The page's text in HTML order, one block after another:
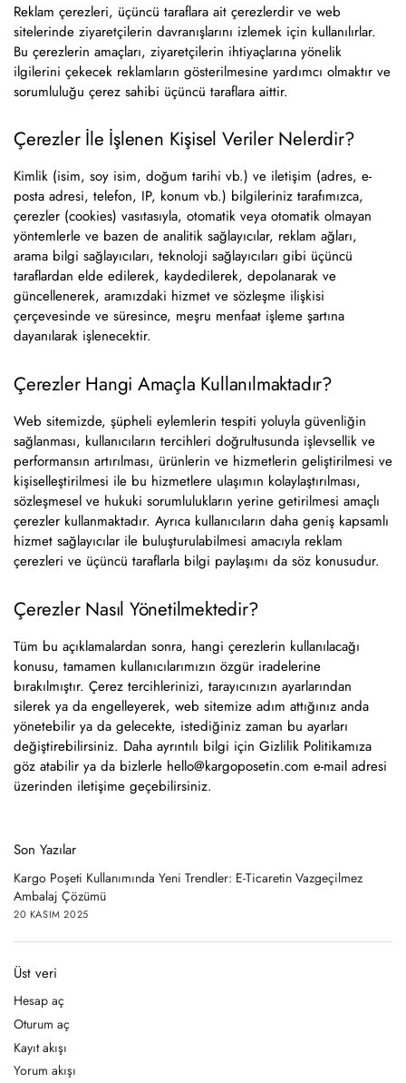
Reklam çerezleri, üçüncü taraflara ait çerezlerdir ve web
sitelerinde ziyaretçilerin davranışlarını izlemek için kullanılırlar.
Bu çerezlerin amaçları, ziyaretçilerin ihtiyaçlarına yönelik
ilgilerini çekecek reklamların gösterilmesine yardımcı olmaktır ve
sorumluluğu çerez sahibi üçüncü taraflara aittir.
Çerezler İle İşlenen Kişisel Veriler Nelerdir?
Kimlik (isim, soy isim, doğum tarihi vb.) ve iletişim (adres, e-
posta adresi, telefon, IP, konum vb.) bilgileriniz tarafımızca,
çerezler (cookies) vasıtasıyla, otomatik veya otomatik olmayan
yöntemlerle ve bazen de analitik sağlayıcılar, reklam ağları,
arama bilgi sağlayıcıları, teknoloji sağlayıcıları gibi üçüncü
taraflardan elde edilerek, kaydedilerek, depolanarak ve
güncellenerek, aramızdaki hizmet ve sözleşme ilişkisi
çerçevesinde ve süresince, meşru menfaat işleme şartına
dayanılarak işlenecektir.
Çerezler Hangi Amaçla Kullanılmaktadır?
Web sitemizde, şüpheli eylemlerin tespiti yoluyla güvenliğin
sağlanması, kullanıcıların tercihleri doğrultusunda işlevsellik ve
performansın artırılması, ürünlerin ve hizmetlerin geliştirilmesi ve
kişiselleştirilmesi ile bu hizmetlere ulaşımın kolaylaştırılması,
sözleşmesel ve hukuki sorumlulukların yerine getirilmesi amaçlı
çerezler kullanmaktadır. Ayrıca kullanıcıların daha geniş kapsamlı
hizmet sağlayıcılar ile buluşturulabilmesi amacıyla reklam
çerezleri ve üçüncü taraflarla bilgi paylaşımı da söz konusudur.
Çerezler Nasıl Yönetilmektedir?
Tüm bu açıklamalardan sonra, hangi çerezlerin kullanılacağı
konusu, tamamen kullanıcılarımızın özgür iradelerine
bırakılmıştır. Çerez tercihlerinizi, tarayıcınızın ayarlarından
silerek ya da engelleyerek, web sitemize adım attığınız anda
yönetebilir ya da gelecekte, istediğiniz zaman bu ayarları
değiştirebilirsiniz. Daha ayrıntılı bilgi için Gizlilik Politikamıza
göz atabilir ya da bizlerle hello@kargoposetin.com e-mail adresi
üzerinden iletişime geçebilirsiniz.
Son Yazılar
Kargo Poşeti Kullanımında Yeni Trendler: E-Ticaretin Vazgeçilmez
Ambalaj Çözümü
20 KASIM 2025
Üst veri
Hesap aç
Oturum aç
Kayıt akışı
Yorum akışı